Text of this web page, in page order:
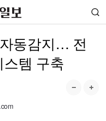
동감지… 전
템 구축